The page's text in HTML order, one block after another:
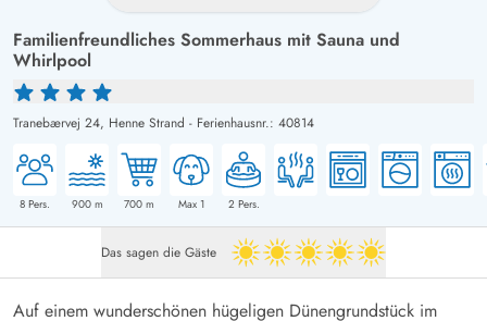
Familienfreundliches Sommerhaus mit Sauna und
Whirlpool
Tranebærvej 24, Henne Strand - Ferienhausnr.: 40814
8 Pers. 900m 700 m Max 1 2 Pers.
Das sagen die Gäste 5 von 5
Auf einem wunderschönen hügeligen Dünengrundstück im